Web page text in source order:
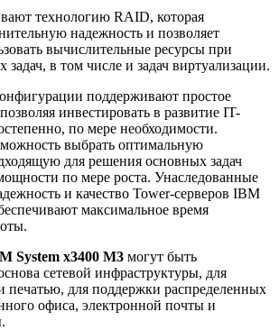
технологию RAID, которая
надежность и позволяет
вычислительные ресурсы при
в том числе и задач виртуализации.
поддерживают простое
инвестировать в развитие IT-
по мере необходимости.
выбрать оптимальную
для решения основных задач
по мере роста. Унаследованные
и качество Tower-серверов IBM
максимальное время
System x3400 M3 могут быть
сетевой инфраструктуры, для
печатью, для поддержки распределенных
офиса, электронной почты и